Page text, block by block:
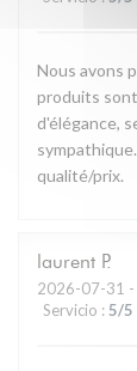
Nous avons
produits
d'élégance,
qualité/prix.
laurent P
2026-07-31
Servicio : 5/5